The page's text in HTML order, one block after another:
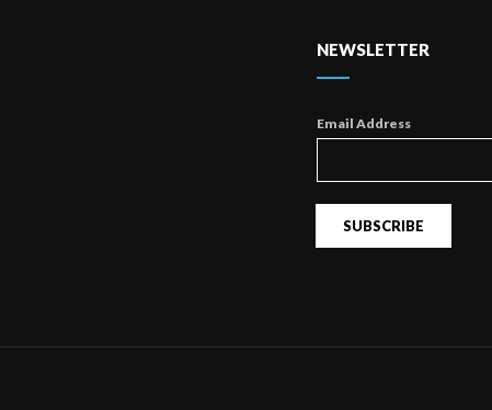
NEWSLETTER
Email Address